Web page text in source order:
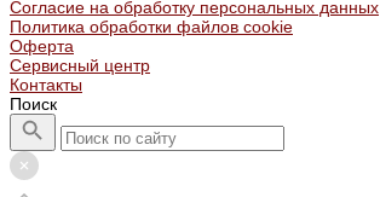
Согласие на обработку персональных данных
Политика обработки файлов cookie
Оферта
Сервисный центр
Контакты
Поиск